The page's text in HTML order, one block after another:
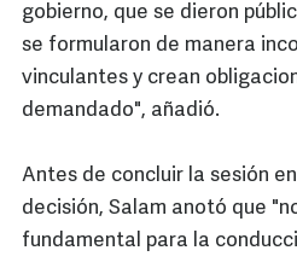
gobierno, que se dieron
se formularon de manera
vinculantes y crean
demandado", añadió.
Antes de concluir la sesión
decisión, Salam anotó que
fundamental para la